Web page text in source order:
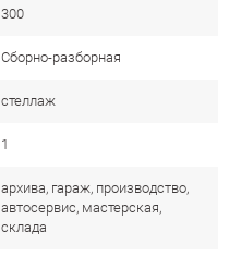
300
Сборно-разборная
стеллаж
1
архива, гараж, производство,
автосервис, мастерская,
склада